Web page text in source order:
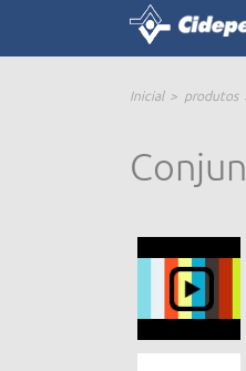
Inicial produtos